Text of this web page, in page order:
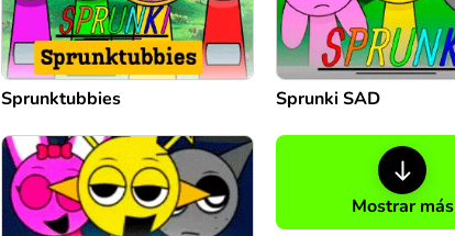
Sprunktubbies Sprunki SAD
Mostrar más